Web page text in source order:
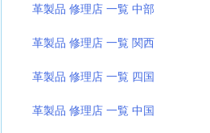
革製品 修理店 一覧 中部
革製品 修理店 一覧 関西
革製品 修理店 一覧 四国
革製品 修理店 一覧 中国